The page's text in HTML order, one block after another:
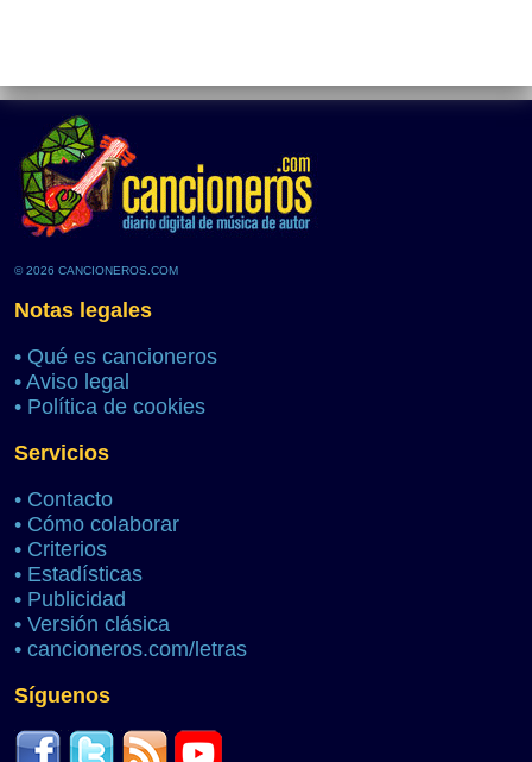
© 2026 CANCIONEROS.COM
Notas legales
• Qué es cancioneros
• Aviso legal
• Política de cookies
Servicios
• Contacto
• Cómo colaborar
• Criterios
• Estadísticas
• Publicidad
• Versión clásica
• cancioneros.com/letras
Síguenos